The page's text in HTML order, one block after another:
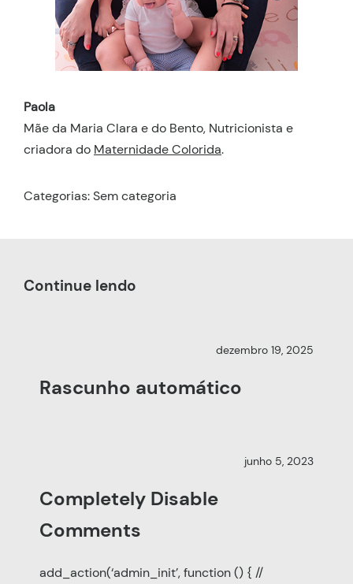
Paola
Mãe da Maria Clara e do Bento, Nutricionista e
criadora do Maternidade Colorida.
Categorias: Sem categoria
Continue lendo
dezembro 19, 2025
Rascunho automático
junho 5, 2023
Completely Disable
Comments
add_action(‘admin_init’, function () { //